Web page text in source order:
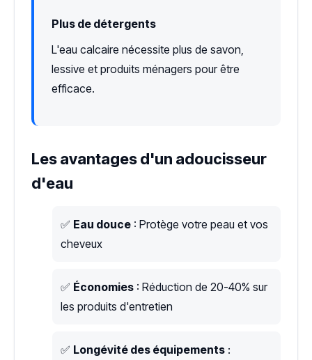
Plus de détergents
L'eau calcaire nécessite plus de savon,
lessive et produits ménagers pour être
efficace.
Les avantages d'un adoucisseur
d'eau
✅ Eau douce : Protège votre peau et vos
cheveux
✅ Économies : Réduction de 20-40% sur
les produits d'entretien
✅ Longévité des équipements :